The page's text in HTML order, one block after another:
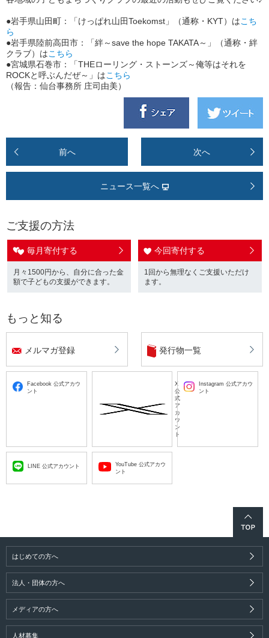
●岩手県山田町：「けっぱれ山田Toekomst」（通称・KYT）はこち
ら
●岩手県陸前高田市：「絆～save the hope TAKATA～」（通称・絆
クラブ）はこちら
●宮城県石巻市：「THEローリング・ストーンズ～俺等はそれを
ROCKと呼ぶんだぜ～」はこちら
（報告：仙台事務所 庄司由美）
前へ 次へ
ニュース一覧へ
ご支援の方法
毎月寄付する
月々1500円から、自分に合った金
額で子どもの支援ができます。
今回寄付する
1回から無理なくご支援いただけ
ます。
もっと知る
メルマガ登録 発行物一覧
Facebook 公式アカウ
ント
X
公
式
ア
カ
ウ
ン
ト
Instagram 公式アカウ
ント
LINE 公式アカウント
YouTube 公式アカウ
ント
はじめての方へ
法人・団体の方へ
メディアの方へ
人材募集